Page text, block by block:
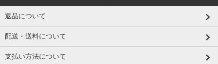
返品について
配送・送料について
支払い方法について